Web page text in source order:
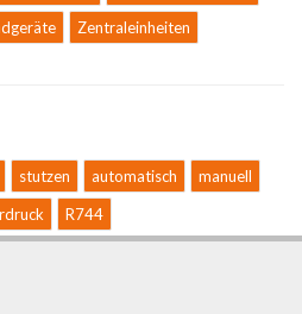
Zentraleinheiten
stutzen automatisch
manuell
R744